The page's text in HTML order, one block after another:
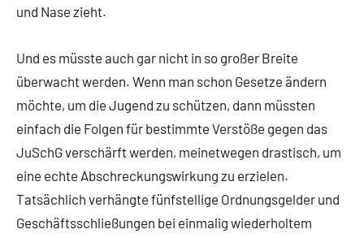
und Nase zieht.
Und es müsste auch gar nicht in so großer Breite
überwacht werden. Wenn man schon Gesetze ändern
möchte, um die Jugend zu schützen, dann müssten
einfach die Folgen für bestimmte Verstöße gegen das
JuSchG verschärft werden, meinetwegen drastisch, um
eine echte Abschreckungswirkung zu erzielen.
Tatsächlich verhängte fünfstellige Ordnungsgelder und
Geschäftsschließungen bei einmalig wiederholtem